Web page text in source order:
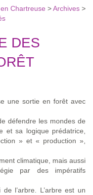
Chartreuse >Archives>
DES
une sortie en forêt avec
défendre les mondes de
et sa logique prédatrice,
» et « production »,
climatique, mais aussi
par des impératifs
l’arbre. L’arbre est un